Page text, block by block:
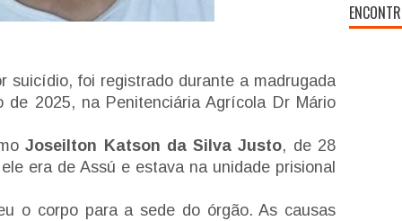
suicídio, foi registrado durante a madrugada
2025, na Penitenciária Agrícola Dr Mário
Joseilton Katson da Silva Justo, de 28
era de Assú e estava na unidade prisional
o corpo para a sede do órgão. As causas